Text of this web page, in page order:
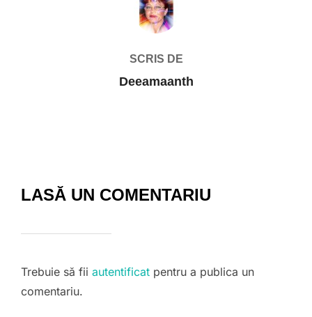
SCRIS DE
Deeamaanth
LASĂ UN COMENTARIU
Trebuie să fii autentificat pentru a publica un
comentariu.